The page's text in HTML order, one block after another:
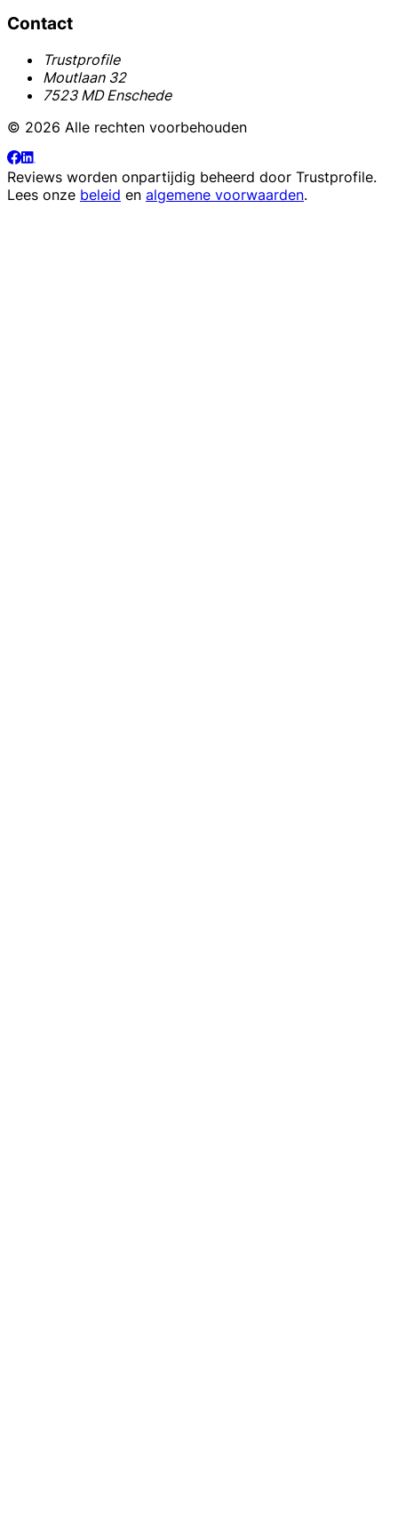
Contact
Trustprofile
Moutlaan 32
7523 MD Enschede
© 2026 Alle rechten voorbehouden
Reviews worden onpartijdig beheerd door Trustprofile.
Lees onze beleid en algemene voorwaarden.